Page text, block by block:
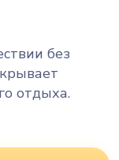
без
отдыха.